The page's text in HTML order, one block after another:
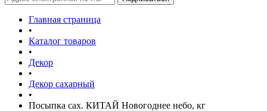
Главная страница
•
Каталог товаров
•
Декор
•
Декор сахарный
•
Посыпка сах. КИТАЙ Новогоднее небо, кг